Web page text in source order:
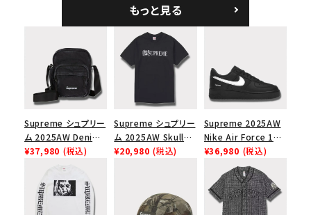
ャップ ナチュラル
ゴ 6パネル ネイビー
もっと見る
Supreme シュプリー
ム 2025AW Denim
Shoulder Bag デニ
ブラック
¥37,980 (税込)
Supreme シュプリー
ム 2025AW Skull
Tee スカル Tシャツ
¥20,980 (税込)
Supreme 2025AW
Nike Air Force 1
Low シュプリーム ナ
イキエアフォース１ス
ニーカー シューズ ブ
ラック
¥36,980 (税込)